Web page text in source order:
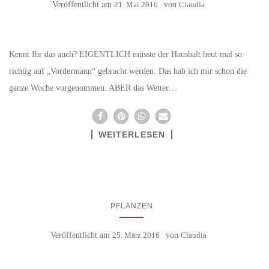
Veröffentlicht am 21. Mai 2016 von Claudia
Kennt Ihr das auch? EIGENTLICH müsste der Haushalt heut mal so
richtig auf „Vordermann“ gebracht werden. Das hab ich mir schon die
ganze Woche vorgenommen. ABER das Wetter…
WEITERLESEN
PFLANZEN
Veröffentlicht am 25. März 2016 von Claudia